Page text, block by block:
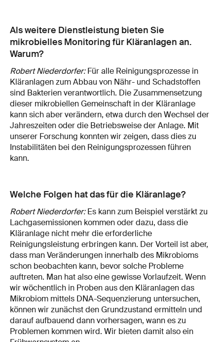
Als weitere Dienstleistung bieten Sie
mikrobielles Monitoring für Kläranlagen an.
Warum?
Robert Niederdorfer:Für alle Reinigungsprozesse in
Kläranlagen zum Abbau von Nähr- und Schadstoffen
sind Bakterien verantwortlich. Die Zusammensetzung
dieser mikrobiellen Gemeinschaft in der Kläranlage
kann sich aber verändern, etwa durch den Wechsel der
Jahreszeiten oder die Betriebsweise der Anlage. Mit
unserer Forschung konnten wir zeigen, dass dies zu
Instabilitäten bei den Reinigungsprozessen führen
kann.
Welche Folgen hat das für die Kläranlage?
Robert Niederdorfer:Es kann zum Beispiel verstärkt zu
Lachgasemissionen kommen oder dazu, dass die
Kläranlage nicht mehr die erforderliche
Reinigungsleistung erbringen kann. Der Vorteil ist aber,
dass man Veränderungen innerhalb des Mikrobioms
schon beobachten kann, bevor solche Probleme
auftreten. Man hat also eine gewisse Vorlaufzeit. Wenn
wir wöchentlich in Proben aus den Kläranlagen das
Mikrobiom mittels DNA-Sequenzierung untersuchen,
können wir zunächst den Grundzustand ermitteln und
darauf aufbauend dann vorhersagen, wann es zu
Problemen kommen wird. Wir bieten damit also ein